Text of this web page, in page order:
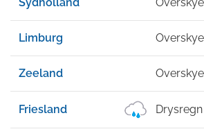
Limburg
Zeeland
Friesland Drysregn